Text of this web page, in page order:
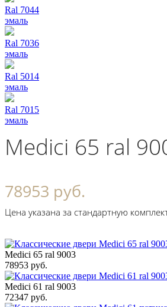
Ral 7044
эмаль
Ral 7036
эмаль
Ral 5014
эмаль
Ral 7015
эмаль
Medici 65 ral
78953 руб.
Цена указана за стандартную
Medici 65 ral 9003
78953 руб.
Medici 61 ral 9003
72347 руб.